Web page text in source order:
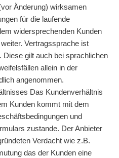
Änderung) wirksamen
für die laufende
widersprechenden Kunden
Vertragssprache ist
gilt auch bei sprachlichen
allein in der
angenommen.
Das Kundenverhältnis
Kunden kommt mit dem
und
zustande. Der Anbieter
Verdacht wie z.B.
das der Kunden eine